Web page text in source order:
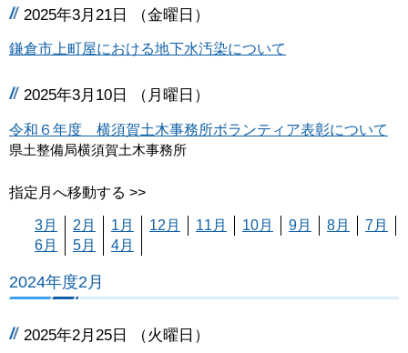
2025年3月21日 （金曜日）
鎌倉市上町屋における地下水汚染について
2025年3月10日 （月曜日）
令和６年度 横須賀土木事務所ボランティア表彰について
県土整備局横須賀土木事務所
指定月へ移動する >>
3月 2月 1月 12月 11月 10月 9月 8月
7月
6月
5月 4月
2024年度2月
2025年2月25日 （火曜日）